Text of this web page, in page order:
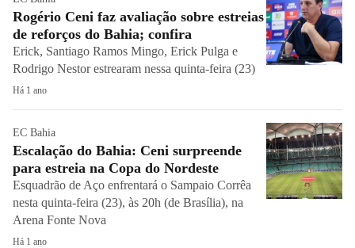
Rogério Ceni faz avaliação sobre estreias
de reforços do Bahia; confira
Erick, Santiago Ramos Mingo, Erick Pulga e
Rodrigo Nestor estrearam nessa quinta-feira (23)
Há 1 ano
EC Bahia
Escalação do Bahia: Ceni surpreende
para estreia na Copa do Nordeste
Esquadrão de Aço enfrentará o Sampaio Corrêa
nesta quinta-feira (23), às 20h (de Brasília), na
Arena Fonte Nova
Há 1 ano